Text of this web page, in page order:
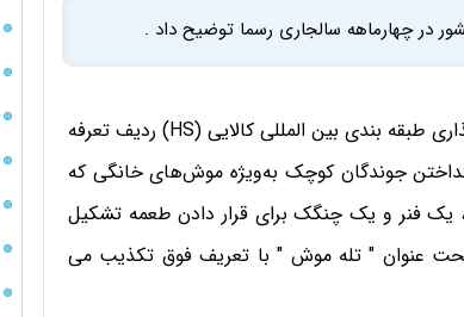
در این توضیحات آمده است : بر اساس سیستم توصیف و کدگذاری طبقه بندی بین المللی کالایی (HS) ردیف تعرفه
جوندگان کوچک به‌ویژه موش‌های خانگی که
یک فنر و یک چنگک برای قرار دادن طعمه تشکیل
؛ بنابراین ادعای واردات ۱۸۱ تن کالا تحت عنوان " تله موش " با تعریف فوق تکذیب می